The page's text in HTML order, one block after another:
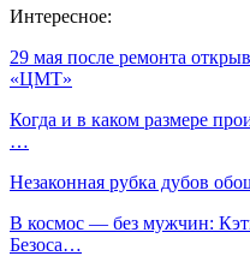
Интересное:
29 мая после ремонта
«ЦМТ»
Когда и в каком размере
…
Незаконная рубка дубов
В космос — без мужчин:
Безоса…